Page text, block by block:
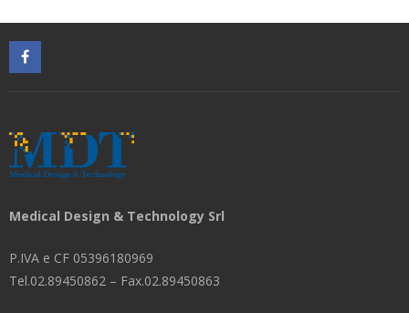
Medical Design & Technology Srl
P.IVA e CF 05396180969
Tel.02.89450862 – Fax.02.89450863